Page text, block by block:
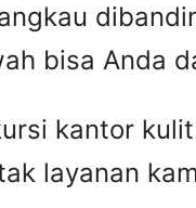
bisa Anda
kantor
layanan